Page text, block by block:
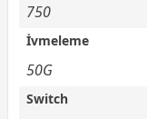
750
İvmeleme
50G
Switch